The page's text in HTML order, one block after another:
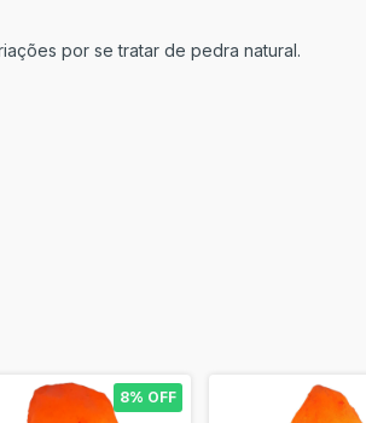
por se tratar de pedra natural.
8% OFF